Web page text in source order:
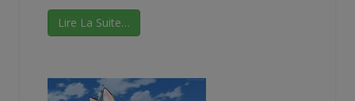
Lire La Suite…